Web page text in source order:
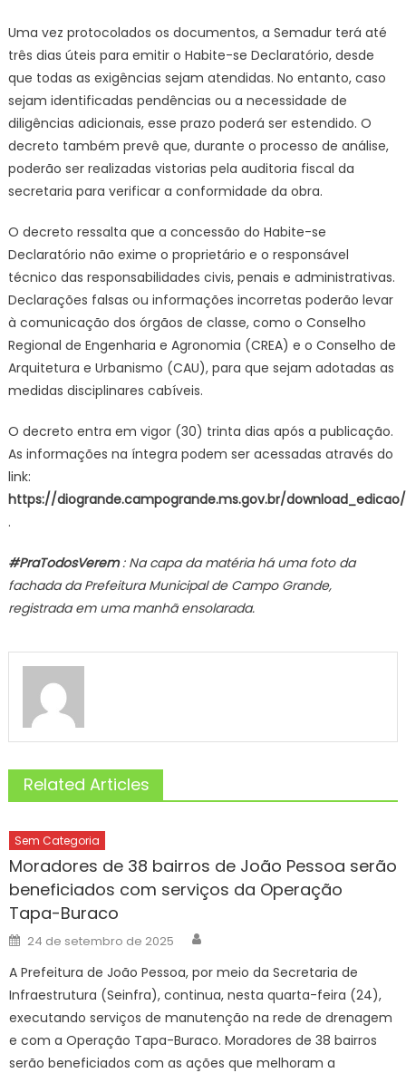
Uma vez protocolados os documentos, a Semadur terá até
três dias úteis para emitir o Habite-se Declaratório, desde
que todas as exigências sejam atendidas. No entanto, caso
sejam identificadas pendências ou a necessidade de
diligências adicionais, esse prazo poderá ser estendido. O
decreto também prevê que, durante o processo de análise,
poderão ser realizadas vistorias pela auditoria fiscal da
secretaria para verificar a conformidade da obra.
O decreto ressalta que a concessão do Habite-se
Declaratório não exime o proprietário e o responsável
técnico das responsabilidades civis, penais e administrativas.
Declarações falsas ou informações incorretas poderão levar
à comunicação dos órgãos de classe, como o Conselho
Regional de Engenharia e Agronomia (CREA) e o Conselho de
Arquitetura e Urbanismo (CAU), para que sejam adotadas as
medidas disciplinares cabíveis.
O decreto entra em vigor (30) trinta dias após a publicação.
As informações na íntegra podem ser acessadas através do
link:
https://diogrande.campogrande.ms.gov.br/download_edicao/
.
#PraTodosVerem: Na capa da matéria há uma foto da
fachada da Prefeitura Municipal de Campo Grande,
registrada em uma manhã ensolarada.
Related Articles
Sem Categoria
Moradores de 38 bairros de João Pessoa serão
beneficiados com serviços da Operação
Tapa-Buraco
Posted
on
24 de setembro de 2025
A Prefeitura de João Pessoa, por meio da Secretaria de
Infraestrutura (Seinfra), continua, nesta quarta-feira (24),
executando serviços de manutenção na rede de drenagem
e com a Operação Tapa-Buraco. Moradores de 38 bairros
serão beneficiados com as ações que melhoram a